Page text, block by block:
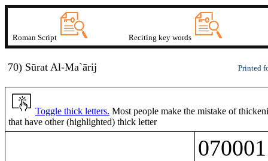
Roman Script Reciting key words
70) Sūrat Al-Ma`ārij Printed
Toggle thick letters. Most people make the mistake of
that have other (highlighted) thick letter